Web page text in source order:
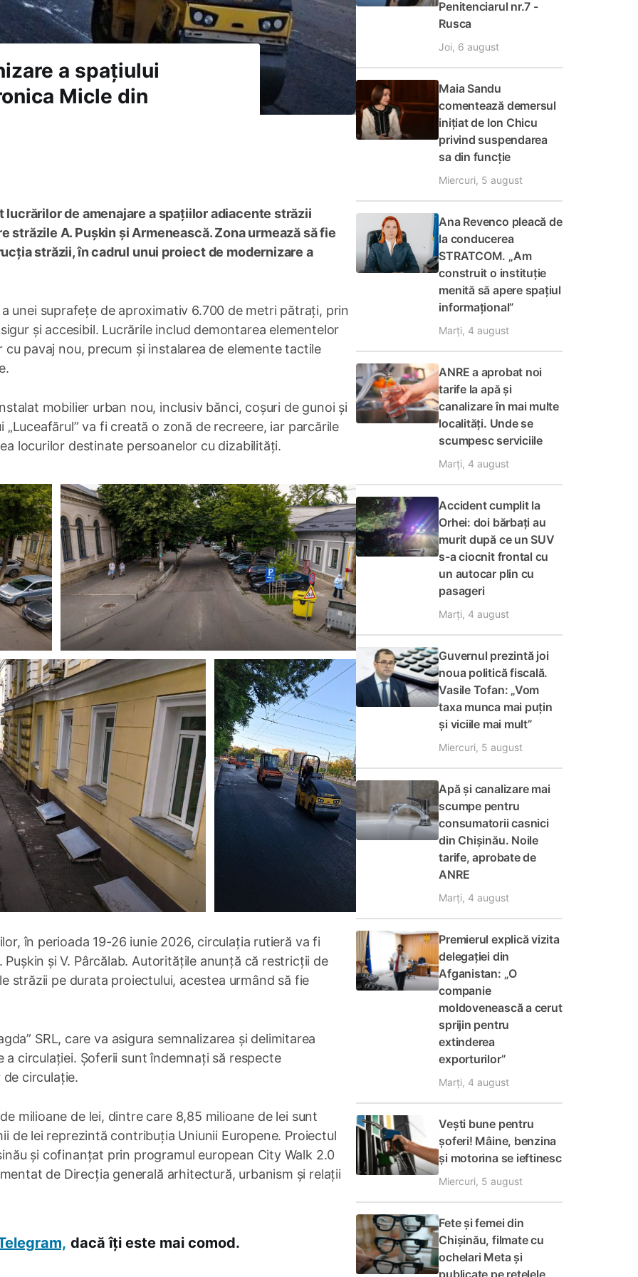
a spațiului
Micle din
de amenajare a spațiilor adiacente străzii
A. Pușkin și Armenească. Zona urmează să fie
străzii, în cadrul unui proiect de modernizare a
unei suprafețe de aproximativ 6.700 de metri pătrați, prin
și accesibil. Lucrările includ demontarea elementelor
pavaj nou, precum și instalarea de elemente tactile
mobilier urban nou, inclusiv bănci, coșuri de gunoi și
va fi creată o zonă de recreere, iar parcările
locurilor destinate persoanelor cu dizabilități.
în perioada 19-26 iunie 2026, circulația rutieră va fi
și V. Pârcălab. Autoritățile anunță că restricții de
străzii pe durata proiectului, acestea urmând să fie
SRL, care va asigura semnalizarea și delimitarea
circulației. Șoferii sunt îndemnați să respecte
circulație.
milioane de lei, dintre care 8,85 milioane de lei sunt
de lei reprezintă contribuția Uniunii Europene. Proiectul
și cofinanțat prin programul european City Walk 2.0
de Direcția generală arhitectură, urbanism și relații
dacă îți este mai comod.
Penitenciarul nr.7 -
Rusca
Joi, 6 august
Maia Sandu
comentează demersul
inițiat de Ion Chicu
privind suspendarea
sa din funcție
Miercuri, 5 august
Ana Revenco pleacă de
la conducerea
STRATCOM. „Am
construit o instituție
menită să apere spațiul
informațional”
Marți, 4 august
ANRE a aprobat noi
tarife la apă și
canalizare în mai multe
localități. Unde se
scumpesc serviciile
Marți, 4 august
Accident cumplit la
Orhei: doi bărbați au
murit după ce un SUV
s-a ciocnit frontal cu
un autocar plin cu
pasageri
Marți, 4 august
Guvernul prezintă joi
noua politică fiscală.
Vasile Tofan: „Vom
taxa munca mai puțin
și viciile mai mult”
Miercuri, 5 august
Apă și canalizare mai
scumpe pentru
consumatorii casnici
din Chișinău. Noile
tarife, aprobate de
ANRE
Marți, 4 august
Premierul explică vizita
delegației din
Afganistan: „O
companie
moldovenească a cerut
sprijin pentru
extinderea
exporturilor”
Marți, 4 august
Vești bune pentru
șoferi! Mâine, benzina
și motorina se ieftinesc
Miercuri, 5 august
Fete și femei din
Chișinău, filmate cu
ochelari Meta și
publicate pe rețelele